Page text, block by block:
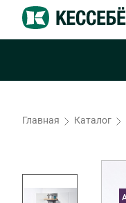
Главная Каталог